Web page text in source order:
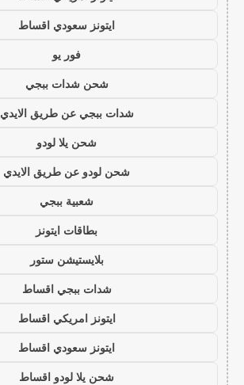
ايتونز سعودي اقساط
فور يو
شحن شدات ببجي
شدات ببجي عن طريق الايدي
شحن يلا لودو
شحن لودو عن طريق الايدي
شعبية ببجي
بطاقات ايتونز
بلايستيشن ستور
شدات ببجي اقساط
ايتونز امريكي اقساط
ايتونز سعودي اقساط
شحن يلا لودو اقساط